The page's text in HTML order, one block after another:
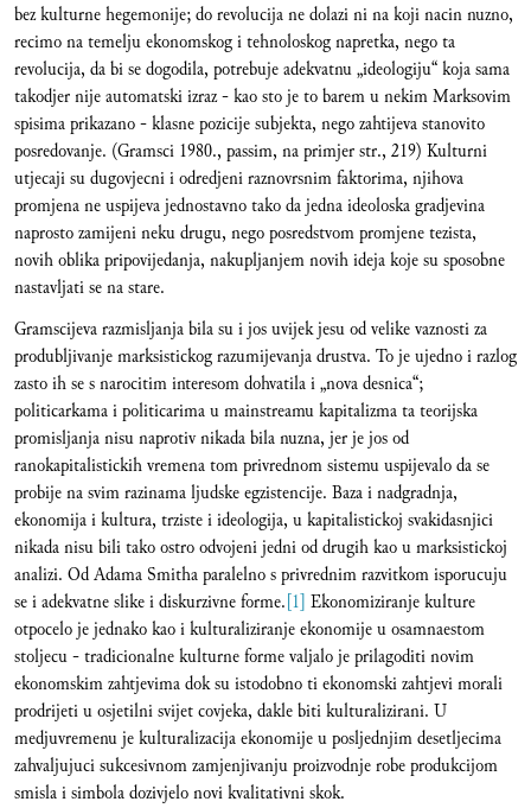
bez kulturne hegemonije; do revolucija ne dolazi ni na koji nacin nuzno,
recimo na temelju ekonomskog i tehnoloskog napretka, nego ta
revolucija, da bi se dogodila, potrebuje adekvatnu „ideologiju“ koja sama
takodjer nije automatski izraz - kao sto je to barem u nekim Marksovim
spisima prikazano - klasne pozicije subjekta, nego zahtijeva stanovito
posredovanje. (Gramsci 1980., passim, na primjer str., 219) Kulturni
utjecaji su dugovjecni i odredjeni raznovrsnim faktorima, njihova
promjena ne uspijeva jednostavno tako da jedna ideoloska gradjevina
naprosto zamijeni neku drugu, nego posredstvom promjene tezista,
novih oblika pripovijedanja, nakupljanjem novih ideja koje su sposobne
nastavljati se na stare.
Gramscijeva razmisljanja bila su i jos uvijek jesu od velike vaznosti za
produbljivanje marksistickog razumijevanja drustva. To je ujedno i razlog
zasto ih se s narocitim interesom dohvatila i „nova desnica“;
politicarkama i politicarima u mainstreamu kapitalizma ta teorijska
promisljanja nisu naprotiv nikada bila nuzna, jer je jos od
ranokapitalistickih vremena tom privrednom sistemu uspijevalo da se
probije na svim razinama ljudske egzistencije. Baza i nadgradnja,
ekonomija i kultura, trziste i ideologija, u kapitalistickoj svakidasnjici
nikada nisu bili tako ostro odvojeni jedni od drugih kao u marksistickoj
analizi. Od Adama Smitha paralelno s privrednim razvitkom isporucuju
se i adekvatne slike i diskurzivne forme.[1] Ekonomiziranje kulture
otpocelo je jednako kao i kulturaliziranje ekonomije u osamnaestom
stoljecu - tradicionalne kulturne forme valjalo je prilagoditi novim
ekonomskim zahtjevima dok su istodobno ti ekonomski zahtjevi morali
prodrijeti u osjetilni svijet covjeka, dakle biti kulturalizirani. U
medjuvremenu je kulturalizacija ekonomije u posljednjim desetljecima
zahvaljujuci sukcesivnom zamjenjivanju proizvodnje robe produkcijom
smisla i simbola dozivjelo novi kvalitativni skok.